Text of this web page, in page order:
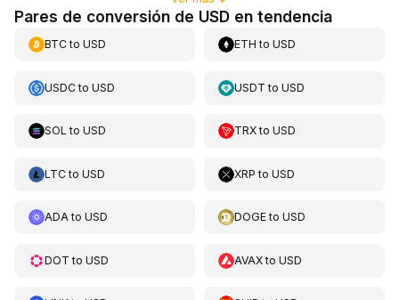
Pares de conversión de USD en tendencia
BTCto USD ETH toUSD
USDCto USD USDT toUSD
SOL to USD TRXtoUSD
LTCto USD XRP toUSD
ADAto USD DOGEtoUSD
DOT to USD AVAXtoUSD